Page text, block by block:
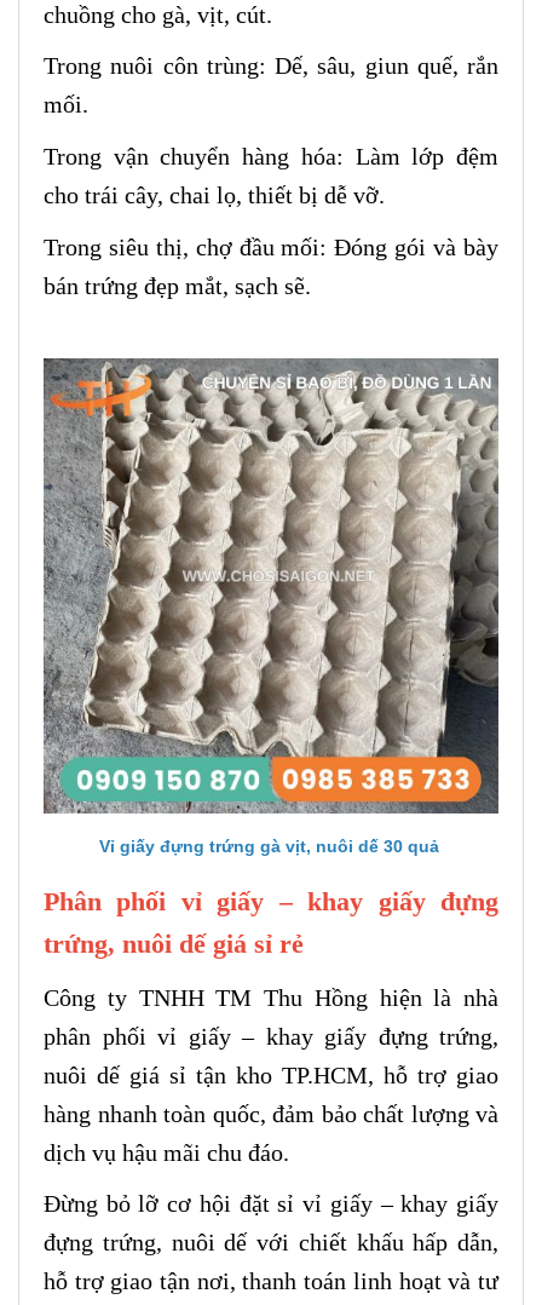
chuồng cho gà, vịt, cút.
Trong nuôi côn trùng: Dế, sâu, giun quế, rắn
mối.
Trong vận chuyển hàng hóa: Làm lớp đệm
cho trái cây, chai lọ, thiết bị dễ vỡ.
Trong siêu thị, chợ đầu mối: Đóng gói và bày
bán trứng đẹp mắt, sạch sẽ.
Vỉ giấy đựng trứng gà vịt, nuôi dế 30 quả
Phân phối vỉ giấy – khay giấy đựng
trứng, nuôi dế giá sỉ rẻ
Công ty TNHH TM Thu Hồng hiện là nhà
phân phối vỉ giấy – khay giấy đựng trứng,
nuôi dế giá sỉ tận kho TP.HCM, hỗ trợ giao
hàng nhanh toàn quốc, đảm bảo chất lượng và
dịch vụ hậu mãi chu đáo.
Đừng bỏ lỡ cơ hội đặt sỉ vỉ giấy – khay giấy
đựng trứng, nuôi dế với chiết khấu hấp dẫn,
hỗ trợ giao tận nơi, thanh toán linh hoạt và tư